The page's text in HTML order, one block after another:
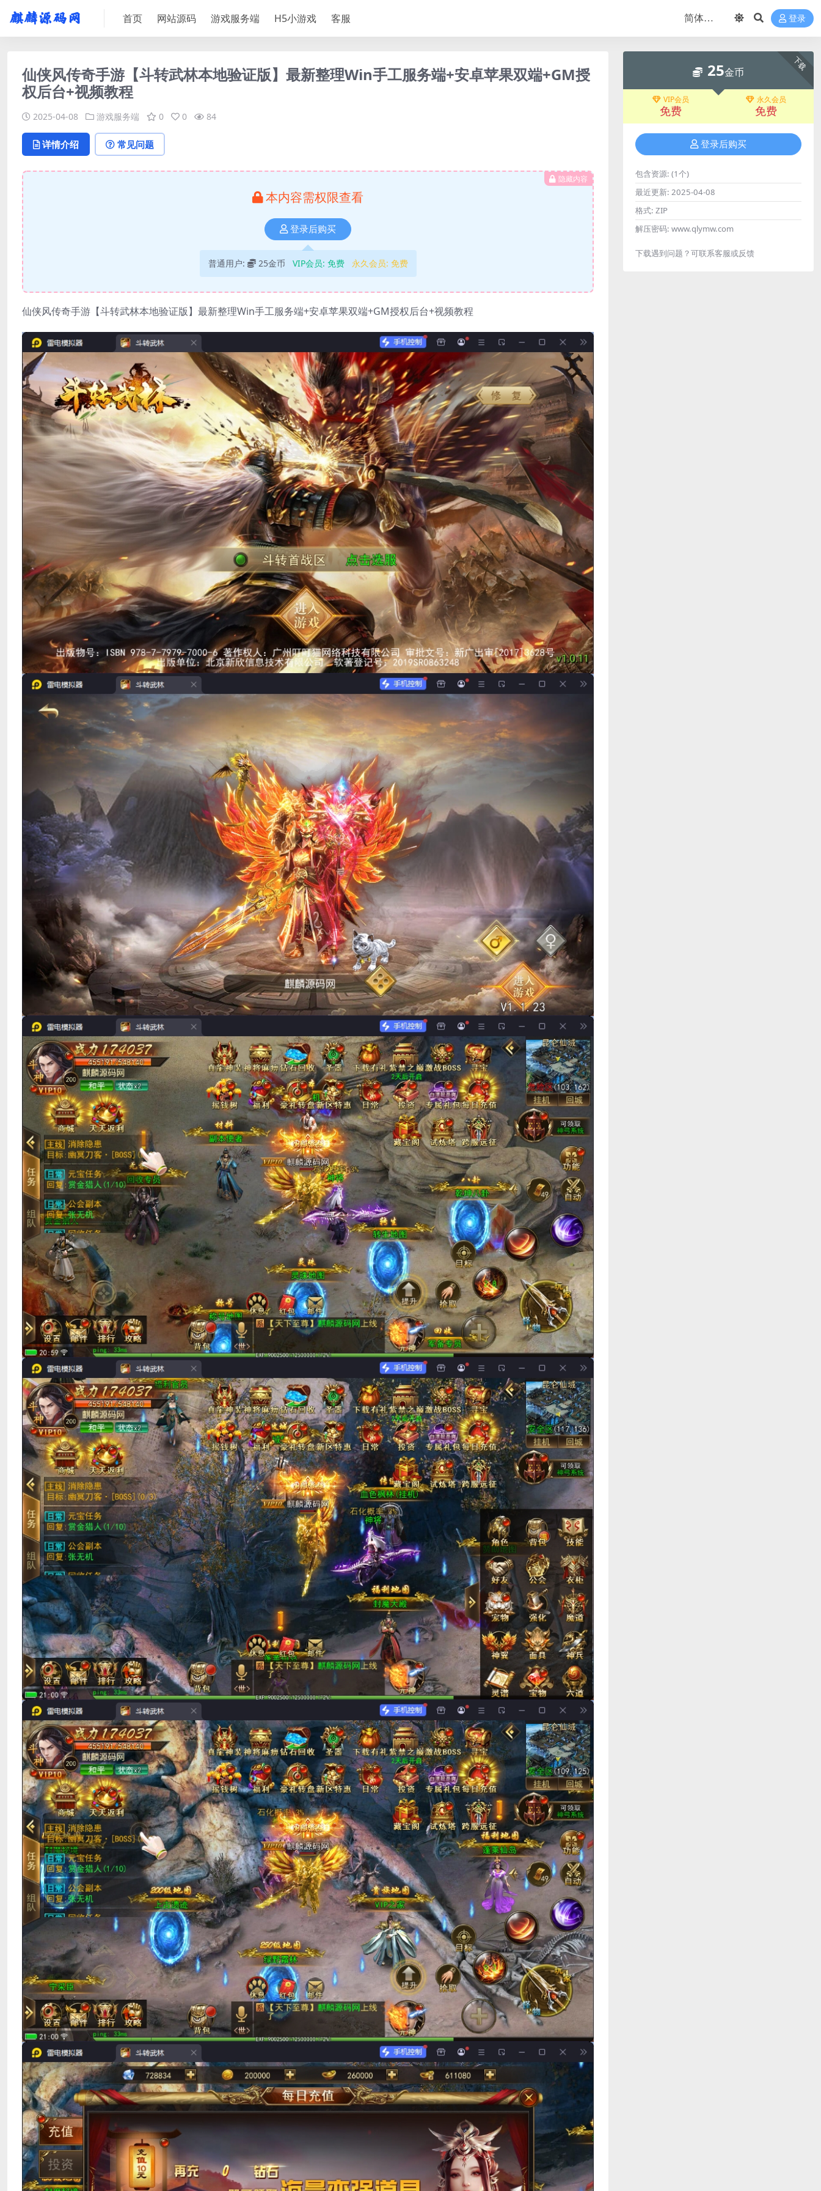
首页 网站源码 游戏服务端 H5小游戏 客服 登录
仙侠风传奇手游【斗转武林本地验证版】最新整理Win手工服务端+安卓苹果双端+GM授
权后台+视频教程
2025-04-08 游戏服务端 0 0 84
详情介绍 常见问题
隐藏内容
本内容需权限查看
登录后购买
普通用户: 25金币 VIP会员: 免费 永久会员: 免费
仙侠风传奇手游【斗转武林本地验证版】最新整理Win手工服务端+安卓苹果双端+GM授权后台+视频教程
下载
25金币
VIP会员
免费
永久会员
免费
登录后购买
包含资源: (1个)
最近更新: 2025-04-08
格式: ZIP
解压密码: www.qlymw.com
下载遇到问题？可联系客服或反馈